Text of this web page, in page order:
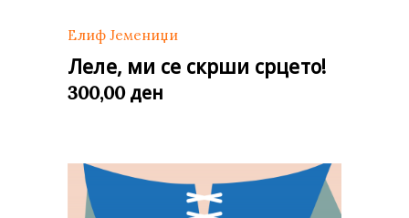
Елиф Јемениџи
Леле, ми се скрши срцето!
300,00 ден